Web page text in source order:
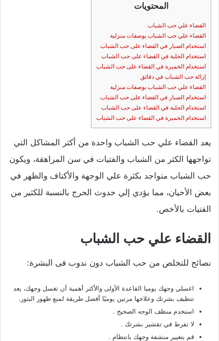
المحتويات
القضاء علي حب الشباب
القضاء علي حب الشباب بوصفات منزلية
استخدام الصبار في القضاء على حب الشباب
استخدام الحلبة في القضاء على حب الشباب
استخدام الخميرة في القضاء على حب الشباب
إزالة حب الشباب في دقائق
القضاء علي حب الشباب بوصفات منزلية
استخدام الصبار في القضاء على حب الشباب
استخدام الحلبة في القضاء على حب الشباب
استخدام الخميرة في القضاء على حب الشباب
يعد القضاء علي حب الشباب واحدة من أكثر المشاكل التي
تواجهها الكثر من الشباب والفتيات في سن المراهقة، ويكون
حب الشباب متواجد بكثرة علي الوجهة والأكتاف والظهر في
بعض الأحيان، مما يؤدي إلي حدوث الحرج بالنسبة للكثير من
الفتيات بالأخص.
القضاء علي حب الشباب
نصائح للتخلص من حب الشباب دون ندوب فى البشرة:
اغسلي وجهك يوميا القاعدة الأولى والأكثر أهمية أن تغسل وجهك، يعد
تنظيف بشرتك وعلاجها مرتين يوميًا أفضل طريقة لمنع ظهور البثور.
استخدم منظف ​​الوجه الصحيح .
لا تفرط في تقشير بشرتك .
قم بتغيير منشفة وجهك بانتظام .